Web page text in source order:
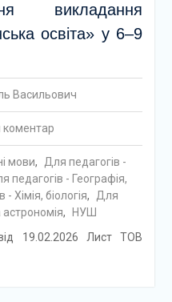
викладання
освіта» у 6–9
Васильович
мови,
Для педагогів -
педагогів - Географія,
Хімія, біологія,
Для
астрономія,
НУШ
19.02.2026 Лист ТОВ